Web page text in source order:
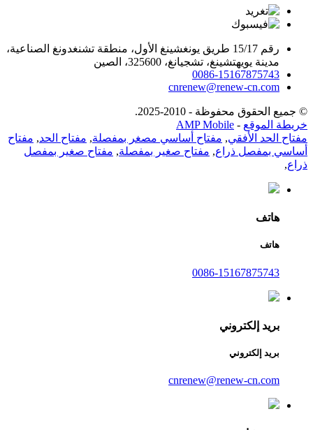
رقم 15/17 طريق يونغشينغ الأول، منطقة تشنغدونغ الصناعية،
مدينة يويهتشينغ، تشجيانغ، 325600، الصين
0086-15167875743
cnrenew@renew-cn.com
© جميع الحقوق محفوظة - 2010-2025.
خريطة الموقع -
AMP Mobile
مفتاح الحد الأفقي, مفتاح أساسي مصغر بمفصلة, مفتاح الحد, مفتاح
أساسي بمفصل ذراع, مفتاح صغير بمفصلة, مفتاح صغير بمفصل
ذراع,
هاتف
هاتف
0086-15167875743
بريد إلكتروني
بريد إلكتروني
cnrenew@renew-cn.com